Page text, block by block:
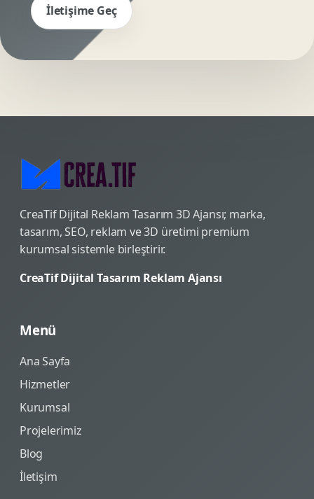
İletişime Geç
CreaTif Dijital Reklam Tasarım 3D Ajansı; marka,
tasarım, SEO, reklam ve 3D üretimi premium
kurumsal sistemle birleştirir.
CreaTif Dijital Tasarım Reklam Ajansı
Menü
Ana Sayfa
Hizmetler
Kurumsal
Projelerimiz
Blog
İletişim